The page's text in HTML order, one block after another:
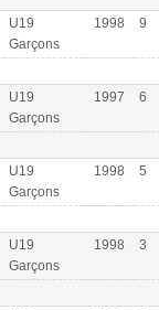
U19
Garçons
1998 9
U19
Garçons
1997 6
U19
Garçons
1998 5
U19
Garçons
1998 3